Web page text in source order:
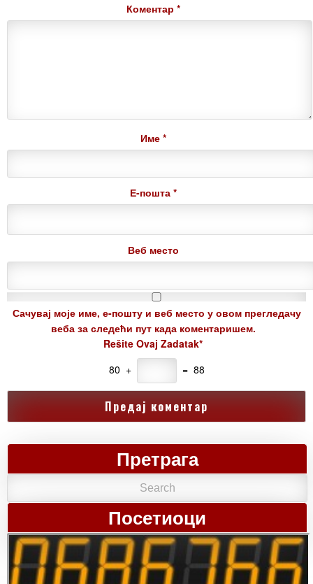
Коментар *
Име *
Е-пошта *
Веб место
Сачувај моје име, е-пошту и веб место у овом прегледачу
веба за следећи пут када коментаришем.
Rešite Ovaj Zadatak*
80 +
= 88
Претрага
Посетиоци